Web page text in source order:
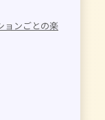
ョンごとの楽